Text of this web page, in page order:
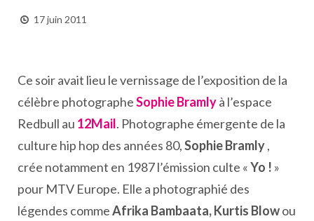
17 juin 2011
Ce soir avait lieu le vernissage de l’exposition de la
célèbre photographeSophie Bramlyà l’espace
Redbull au 12Mail. Photographe émergente de la
culture hip hop des années 80,Sophie Bramly,
crée notamment en 1987 l’émission culte «Yo ! »
pour MTV Europe. Elle a photographié des
légendes commeAfrika Bambaata, Kurtis Blowou